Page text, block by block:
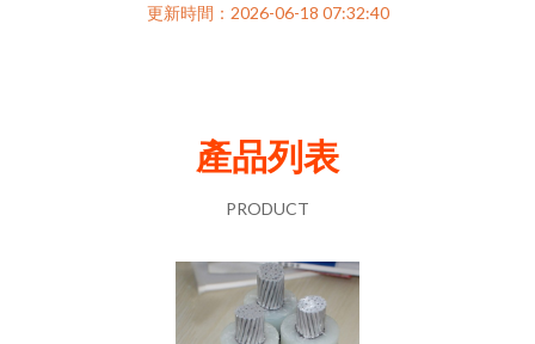
更新時間：2026-06-18 07:32:40
產品列表
PRODUCT